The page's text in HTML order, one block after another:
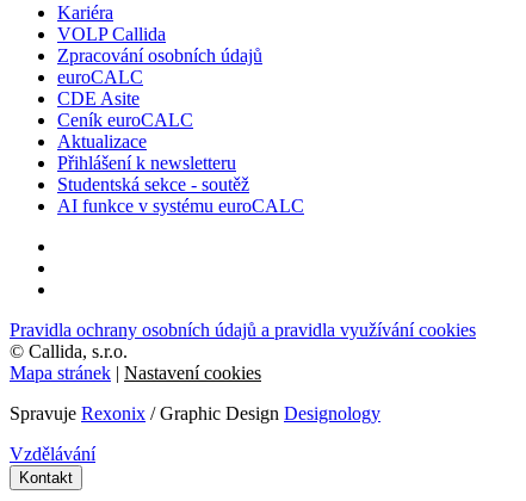
Kariéra
VOLP Callida
Zpracování osobních údajů
euroCALC
CDE Asite
Ceník euroCALC
Aktualizace
Přihlášení k newsletteru
Studentská sekce - soutěž
AI funkce v systému euroCALC
Pravidla ochrany osobních údajů a pravidla využívání cookies
© Callida, s.r.o.
Mapa stránek | Nastavení cookies
Spravuje Rexonix / Graphic Design Designology
Vzdělávání
Kontakt